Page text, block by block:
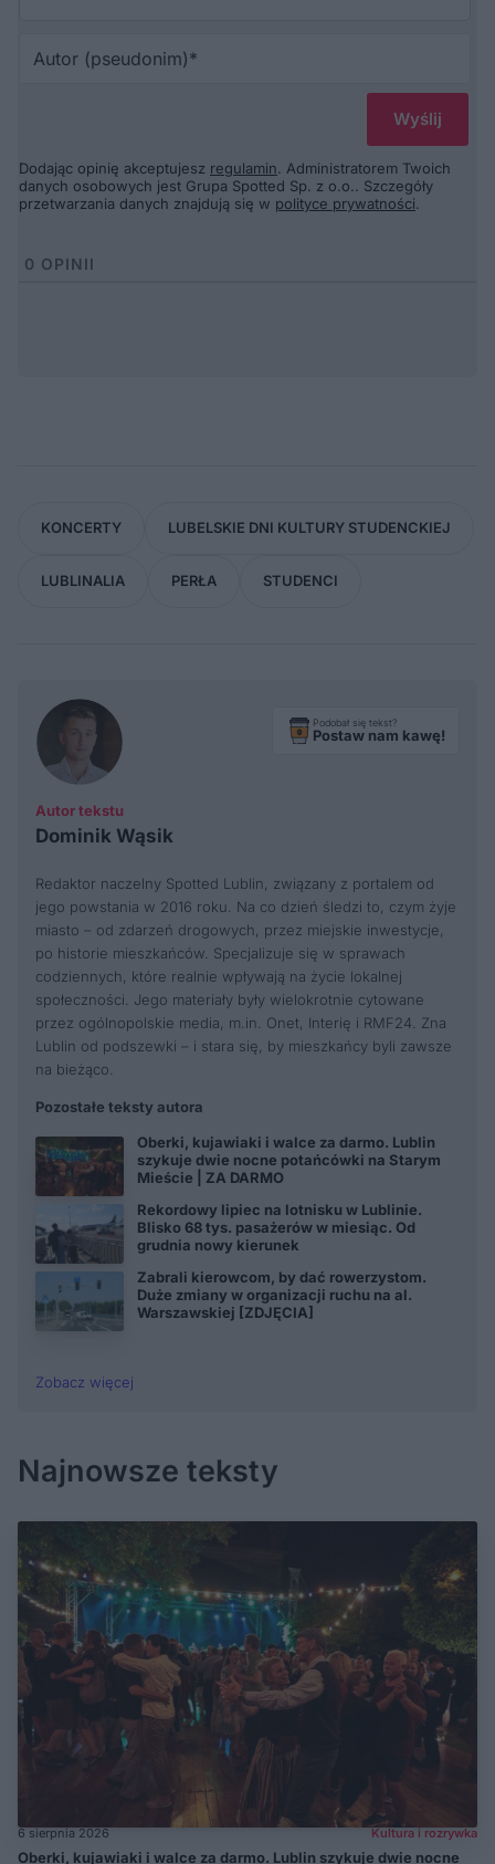
Dodając opinię akceptujesz regulamin. Administratorem Twoich
danych osobowych jest Grupa Spotted Sp. z o.o.. Szczegóły
przetwarzania danych znajdują się w polityce prywatności.
0 OPINII
KONCERTY LUBELSKIE DNI KULTURY STUDENCKIEJ
LUBLINALIA PERŁA STUDENCI
Autor tekstu
Dominik Wąsik
Podobał się tekst?
Postaw nam kawę!
Redaktor naczelny Spotted Lublin, związany z portalem od
jego powstania w 2016 roku. Na co dzień śledzi to, czym żyje
miasto – od zdarzeń drogowych, przez miejskie inwestycje,
po historie mieszkańców. Specjalizuje się w sprawach
codziennych, które realnie wpływają na życie lokalnej
społeczności. Jego materiały były wielokrotnie cytowane
przez ogólnopolskie media, m.in. Onet, Interię i RMF24. Zna
Lublin od podszewki – i stara się, by mieszkańcy byli zawsze
na bieżąco.
Pozostałe teksty autora
Oberki, kujawiaki i walce za darmo. Lublin
szykuje dwie nocne potańcówki na Starym
Mieście | ZA DARMO
Rekordowy lipiec na lotnisku w Lublinie.
Blisko 68 tys. pasażerów w miesiąc. Od
grudnia nowy kierunek
Zabrali kierowcom, by dać rowerzystom.
Duże zmiany w organizacji ruchu na al.
Warszawskiej [ZDJĘCIA]
Zobacz więcej
Najnowsze teksty
6 sierpnia 2026 Kultura i rozrywka
Oberki, kujawiaki i walce za darmo. Lublin szykuje dwie nocne